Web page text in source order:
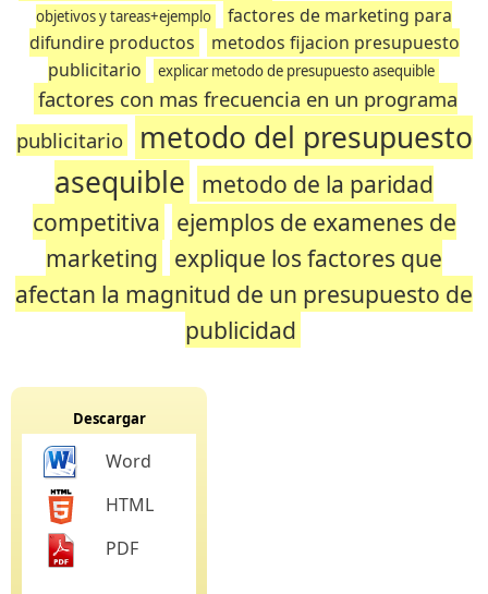
objetivos y tareas+ejemplo
factores de marketing para
difundire productos
metodos fijacion presupuesto
publicitario
explicar metodo de presupuesto asequible
factores con mas frecuencia en un programa
publicitario
metodo del presupuesto
asequible metodo de la paridad
competitiva ejemplos de examenes de
marketing explique los factores que
afectan la magnitud de un presupuesto de
publicidad
Descargar
Word
HTML
PDF